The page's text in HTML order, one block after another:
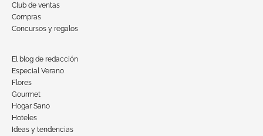
Club de ventas
Compras
Concursos y regalos
El blog de redacción
Especial Verano
Flores
Gourmet
Hogar Sano
Hoteles
Ideas y tendencias